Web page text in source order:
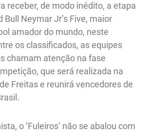
receber, de modo inédito, a etapa
Bull Neymar Jr’s Five, maior
amador do mundo, neste
os classificados, as equipes
chamam atenção na fase
que será realizada na
Freitas e reunirá vencedores de
o ‘Fuleiros’ não se abalou com